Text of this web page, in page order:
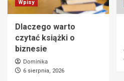
Wpisy
Dlaczego warto
czytać książki o
biznesie
Dominika
6 sierpnia, 2026